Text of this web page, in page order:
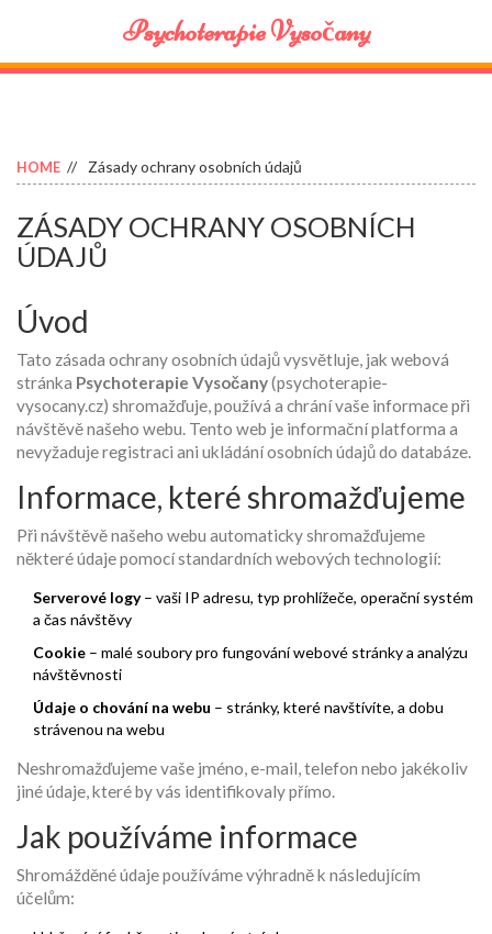
Psychoterapie Vysočany
HOME Zásady ochrany osobních údajů
ZÁSADY OCHRANY OSOBNÍCH
ÚDAJŮ
Úvod
Tato zásada ochrany osobních údajů vysvětluje, jak webová
stránka Psychoterapie Vysočany(psychoterapie-
vysocany.cz) shromažďuje, používá a chrání vaše informace při
návštěvě našeho webu. Tento web je informační platforma a
nevyžaduje registraci ani ukládání osobních údajů do databáze.
Informace, které shromažďujeme
Při návštěvě našeho webu automaticky shromažďujeme
některé údaje pomocí standardních webových technologií:
Serverové logy– vaši IP adresu, typ prohlížeče, operační systém
a čas návštěvy
Cookie – malé soubory pro fungování webové stránky a analýzu
návštěvnosti
Údaje o chování na webu – stránky, které navštívíte, a dobu
strávenou na webu
Neshromažďujeme vaše jméno, e-mail, telefon nebo jakékoliv
jiné údaje, které by vás identifikovaly přímo.
Jak používáme informace
Shromážděné údaje používáme výhradně k následujícím
účelům: